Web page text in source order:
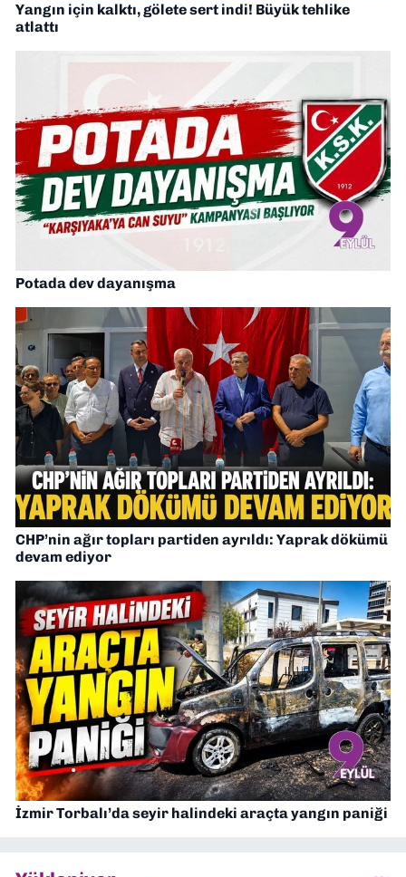
Yangın için kalktı, gölete sert indi! Büyük tehlike
atlattı
Potada dev dayanışma
CHP’nin ağır topları partiden ayrıldı: Yaprak dökümü
devam ediyor
İzmir Torbalı’da seyir halindeki araçta yangın paniği